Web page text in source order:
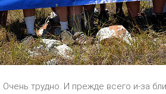
Очень трудно. И прежде всего и-за